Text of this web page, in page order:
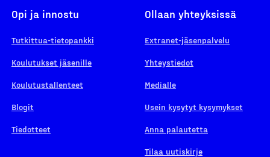
Opi ja innostu
Tutkittua-tietopankki
Koulutukset jäsenille
Koulutustallenteet
Blogit
Tiedotteet
Ollaan yhteyksissä
Extranet-jäsenpalvelu
Yhteystiedot
Medialle
Usein kysytyt kysymykset
Anna palautetta
Tilaa uutiskirje